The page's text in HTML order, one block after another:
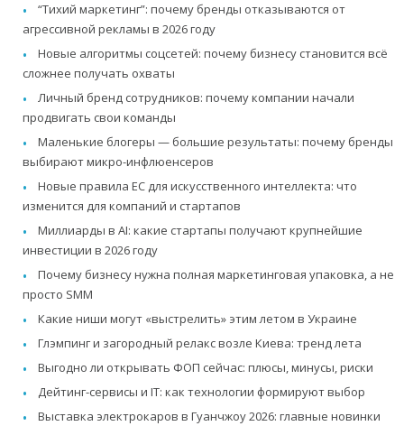
“Тихий маркетинг”: почему бренды отказываются от
агрессивной рекламы в 2026 году
Новые алгоритмы соцсетей: почему бизнесу становится всё
сложнее получать охваты
Личный бренд сотрудников: почему компании начали
продвигать свои команды
Маленькие блогеры — большие результаты: почему бренды
выбирают микро-инфлюенсеров
Новые правила ЕС для искусственного интеллекта: что
изменится для компаний и стартапов
Миллиарды в AI: какие стартапы получают крупнейшие
инвестиции в 2026 году
Почему бизнесу нужна полная маркетинговая упаковка, а не
просто SMM
Какие ниши могут «выстрелить» этим летом в Украине
Глэмпинг и загородный релакс возле Киева: тренд лета
Выгодно ли открывать ФОП сейчас: плюсы, минусы, риски
Дейтинг-сервисы и IT: как технологии формируют выбор
Выставка электрокаров в Гуанчжоу 2026: главные новинки